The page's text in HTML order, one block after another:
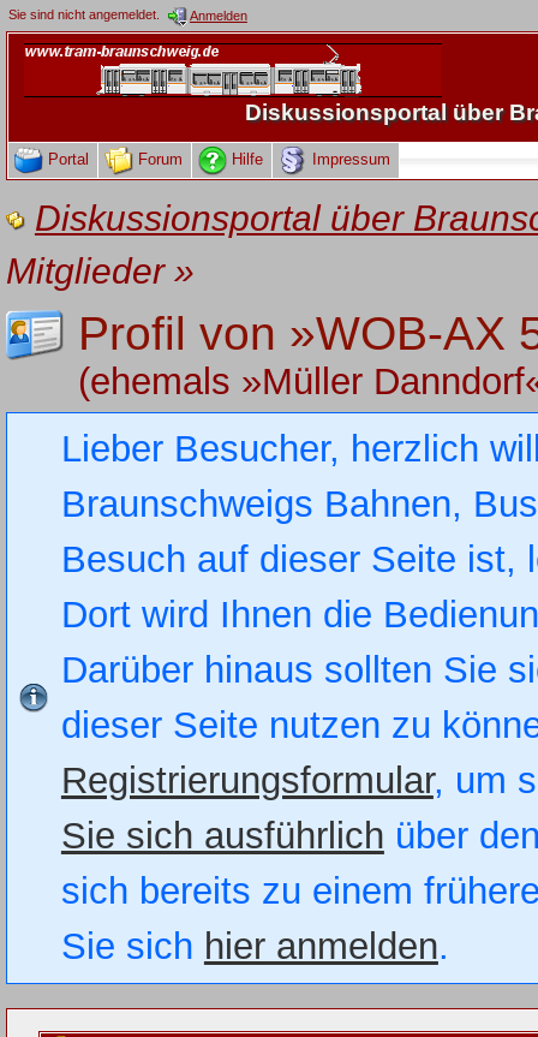
Sie sind nicht angemeldet. Anmelden
Diskussionsportal über
Portal Forum Hilfe Impressum
Diskussionsportal über
Mitglieder»
Profil von »WOB-AX
(ehemals »Müller
Lieber Besucher, herzlich
Braunschweigs Bahnen,
Besuch auf dieser Seite
Dort wird Ihnen die
Darüber hinaus sollten Sie
dieser Seite nutzen zu
Registrierungsformular, um
Sie sich ausführlich über
sich bereits zu einem
Sie sich hier anmelden.